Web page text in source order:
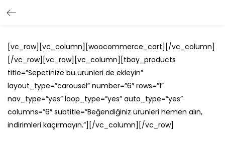
[vc_row][vc_column][woocommerce_cart][/vc_column]
[/vc_row][vc_row][vc_column][tbay_products
title=”Sepetinize bu ürünleri de ekleyin”
layout_type=”carousel” number=”6″ rows=”1″
nav_type=”yes” loop_type=”yes” auto_type=”yes”
columns=”6″ subtitle=”Beğendiğiniz ürünleri hemen alın,
indirimleri kaçırmayın.”][/vc_column][/vc_row]